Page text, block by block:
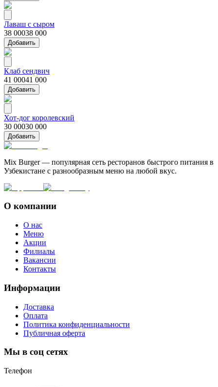
Лаваш с сыром
38 00038 000
Добавить
Клаб сендвич
41 00041 000
Добавить
Хот-дог королевский
30 00030 000
Добавить
Mix Burger — популярная сеть ресторанов быстрого питания в
Узбекистане с разнообразным меню на любой вкус.
О компании
О нас
Меню
Акции
Филиалы
Вакансии
Контакты
Информации
Доставка
Оплата
Политика конфиденциальности
Публичная оферта
Мы в соц сетях
Телефон